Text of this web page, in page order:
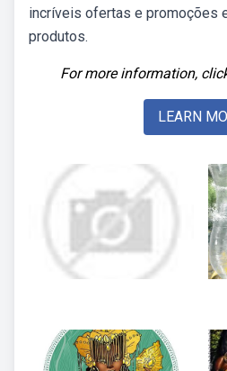
incríveis ofertas e promoções
produtos.
For more information,
LEARN